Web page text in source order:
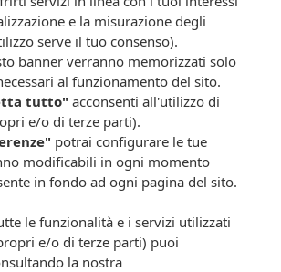
al mattino.
3 ai 12 anni: 5 ml una volta al dì,
portata dei bambini al di sotto dei tre
la dose giornaliera consigliata. Gli
intesi come sostituti di una dieta
e di un sano stile di vita. Non disperdere
l’uso.
ambiente e in luogo fresco e
a fonti di calore localizzato, ai
e la misurazione degli
serve il tuo consenso).
banner verranno memorizzati solo
al funzionamento del sito.
tutto" acconsenti all'utilizzo di
e/o di terze parti).
potrai configurare le tue
modificabili in ogni momento
in fondo ad ogni pagina del sito.
le funzionalità e i servizi utilizzati
e/o di terze parti) puoi
la nostra